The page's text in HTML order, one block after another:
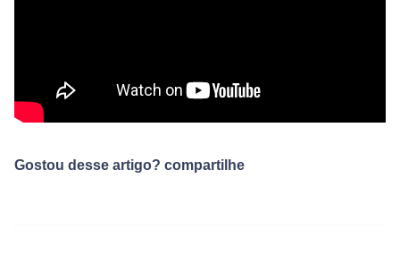
Gostou desse artigo? compartilhe